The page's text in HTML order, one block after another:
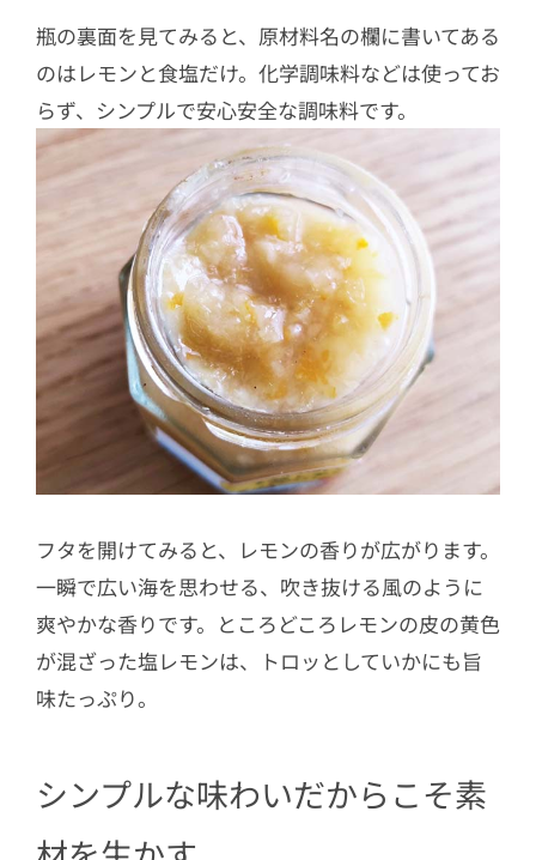
瓶の裏面を見てみると、原材料名の欄に書いてある
のはレモンと食塩だけ。化学調味料などは使ってお
らず、シンプルで安心安全な調味料です。
フタを開けてみると、レモンの香りが広がります。
一瞬で広い海を思わせる、吹き抜ける風のように
爽やかな香りです。ところどころレモンの皮の黄色
が混ざった塩レモンは、トロッとしていかにも旨
味たっぷり。
シンプルな味わいだからこそ素